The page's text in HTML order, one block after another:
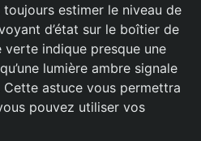
estimer le niveau de
d’état sur le boîtier de
verte indique presque une
lumière ambre signale
Cette astuce vous permettra
pouvez utiliser vos